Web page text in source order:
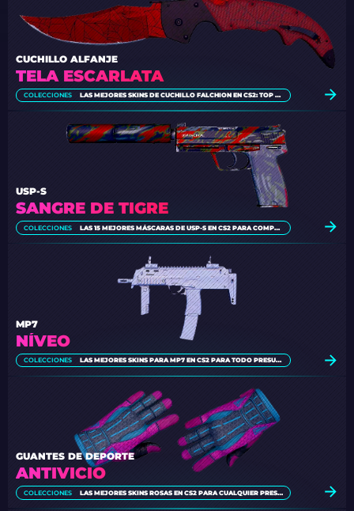
TELA ESCARLATA
CUCHILLO ALFANJE
COLECCIONES LAS MEJORES SKINS DE CUCHILLO FALCHION EN CS2: TOP RANKING
SANGRE DE TIGRE
USP-S
COLECCIONES LAS 15 MEJORES MÁSCARAS DE USP-S EN CS2 PARA COMPRAR EN 2026
NÍVEO
MP7
COLECCIONES LAS MEJORES SKINS PARA MP7 EN CS2 PARA TODO PRESUPUESTO [2026]
ANTIVICIO
GUANTES DE DEPORTE
COLECCIONES LAS MEJORES SKINS ROSAS EN CS2 PARA CUALQUIER PRESUPUESTO [2026]